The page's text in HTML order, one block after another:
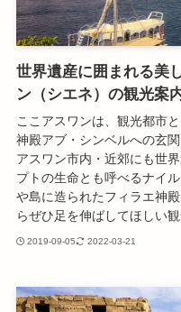
世界遺産に囲まれる美
ン（シエネ）の観光案
ここアスワンは、観光都市
神殿アブ・シンベルへの玄
アスワン市内・近郊にも世
プトの生命とも呼べるナイ
や島に造られたフィラエ神
らぜひ足を伸ばしてほしい観
2019-09-05 2022-03-21